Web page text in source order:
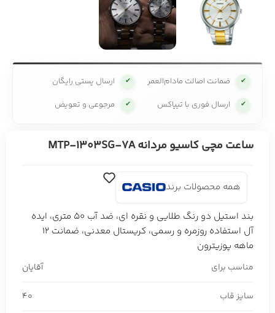
✔ ضمانت اصالت مادام‌العمر ✔ ارسال پستی رایگان
✔ ارسال فوری با تیپاکس ✔ مرجوعی و تعویض
ساعت مچی کاسیو مردانه MTP-1303SG-7A
همه محصولات برند
بند استیل دو رنگ طلایی و نقره ای، ضد آب 50 متری، ایده
آل استفاده روزمره و رسمی، کریستال معدنی، ضمانت 12
ماهه پوزیترون
مناسب برای آقایان
سایز قاب 40